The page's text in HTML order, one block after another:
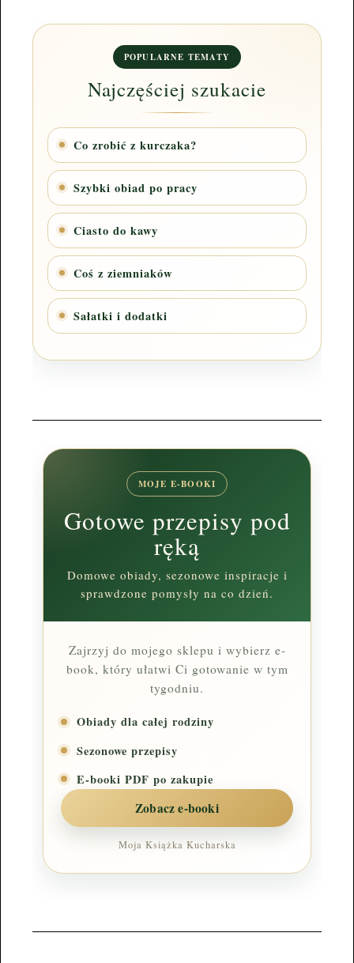
POPULARNE TEMATY
Najczęściej szukacie
Co zrobić z kurczaka?
Szybki obiad po pracy
Ciasto do kawy
Coś z ziemniaków
Sałatki i dodatki
MOJE E-BOOKI
Gotowe przepisy pod
ręką
Domowe obiady, sezonowe inspiracje i
sprawdzone pomysły na co dzień.
Zajrzyj do mojego sklepu i wybierz e-
book, który ułatwi Ci gotowanie w tym
tygodniu.
Obiady dla całej rodziny
Sezonowe przepisy
E-booki PDF po zakupie
Zobacz e-booki
Moja Książka Kucharska